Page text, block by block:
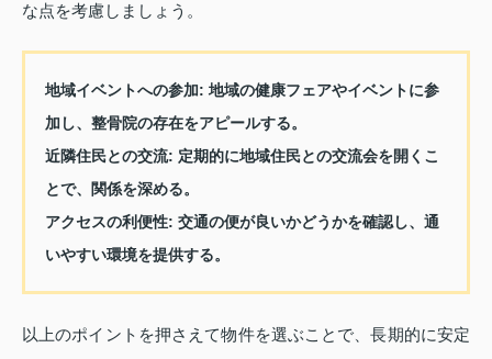
な点を考慮しましょう。
地域イベントへの参加: 地域の健康フェアやイベントに参
加し、整骨院の存在をアピールする。
近隣住民との交流: 定期的に地域住民との交流会を開くこ
とで、関係を深める。
アクセスの利便性: 交通の便が良いかどうかを確認し、通
いやすい環境を提供する。
以上のポイントを押さえて物件を選ぶことで、長期的に安定